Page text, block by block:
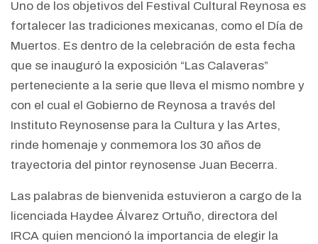
Uno de los objetivos del Festival Cultural Reynosa es
fortalecer las tradiciones mexicanas, como el Día de
Muertos. Es dentro de la celebración de esta fecha
que se inauguró la exposición “Las Calaveras”
perteneciente a la serie que lleva el mismo nombre y
con el cual el Gobierno de Reynosa a través del
Instituto Reynosense para la Cultura y las Artes,
rinde homenaje y conmemora los 30 años de
trayectoria del pintor reynosense Juan Becerra.
Las palabras de bienvenida estuvieron a cargo de la
licenciada Haydee Álvarez Ortuño, directora del
IRCA quien mencionó la importancia de elegir la